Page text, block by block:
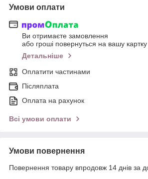
Умови оплати
Ви отримаєте замовлення
або гроші повернуться на вашу картку
Детальніше
Оплатити частинами
Післяплата
Оплата на рахунок
Всі умови оплати
Умови повернення
Повернення товару впродовж 14 днів за